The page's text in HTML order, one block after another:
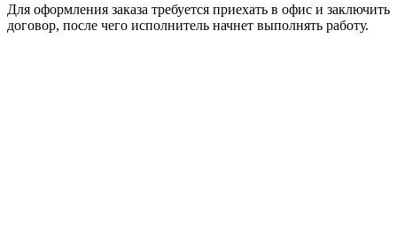
Для оформления заказа требуется приехать в офис и заключить
договор, после чего исполнитель начнет выполнять работу.